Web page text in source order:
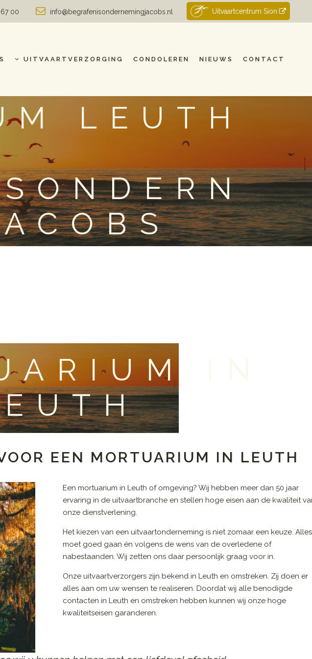
00 info@begrafenisondernemingjacobs.nl Uitvaartcentrum Sion
UITVAARTVERZORGING CONDOLEREN NIEUWS CONTACT
LEUTH
IN
EEN MORTUARIUM IN LEUTH
Een mortuarium in Leuth of omgeving? Wij hebben meer dan 50 jaar
ervaring in de uitvaartbranche en stellen hoge eisen aan de kwaliteit
onze dienstverlening.
Het kiezen van een uitvaartonderneming is niet zomaar een keuze. Alles
moet goed gaan én volgens de wens van de overledene of
nabestaanden. Wij zetten ons daar persoonlijk graag voor in.
Onze uitvaartverzorgers zijn bekend in Leuth en omstreken. Zij doen er
alles aan om uw wensen te realiseren. Doordat wij alle benodigde
contacten in Leuth en omstreken hebben kunnen wij onze hoge
kwaliteitseisen garanderen.